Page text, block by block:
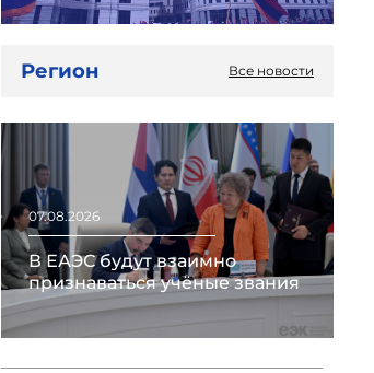
Регион Все новости
07.08.2026
В ЕАЭС будут взаимно
признаваться учёные звания